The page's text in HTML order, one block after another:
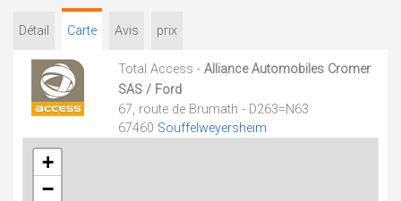
Détail Carte Avis prix
Total Access - Alliance Automobiles Cromer
SAS / Ford
67, route de Brumath - D263=N63
67460 Souffelweyersheim
+
−